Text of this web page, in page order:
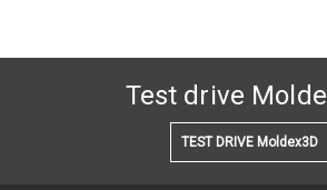
Test drive
TEST DRIVE Moldex3D